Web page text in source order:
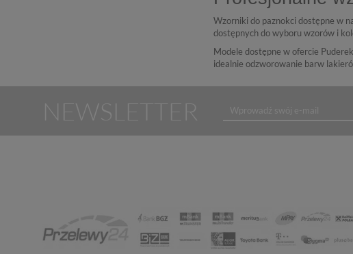
Wzorniki do paznokci dostępne w
dostępnych do wyboru wzorów i
Modele dostępne w ofercie
idealnie odzworowanie barw
NEWSLETTER